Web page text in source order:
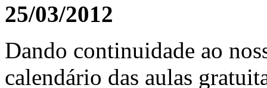
25/03/2012
Dando continuidade ao
calendário das aulas